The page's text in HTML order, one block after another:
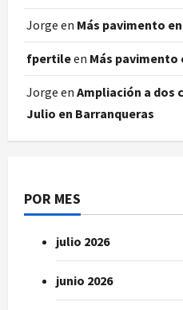
Jorge en Más pavimento
fpertileen Más pavimento
Jorge en Ampliación a dos
Julio en Barranqueras
POR MES
julio 2026
junio 2026